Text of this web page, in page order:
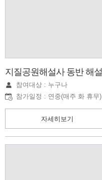
지질공원해설사 동반 해설
참여대상 : 누구나
참가일정 : 연중(매주 화 휴무)
자세히보기